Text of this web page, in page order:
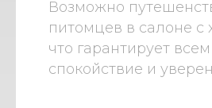
Возможно
питомцев в салоне с
что гарантирует всем
спокойствие и